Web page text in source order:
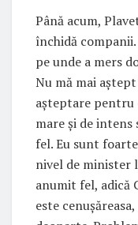
Până acum,
închidă
pe unde a mers
Nu mă mai
așteptare pentru
mare și de
fel. Eu sunt
nivel de minister
anumit fel, adică
este